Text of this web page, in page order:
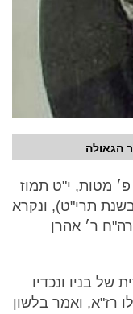
הגאולה
פ׳ מטות, י"ט תמוז
תרי"ט), ונקרא
ר׳ אהרן
של בניו ונכדיו
רז"א, ואמר בלשון